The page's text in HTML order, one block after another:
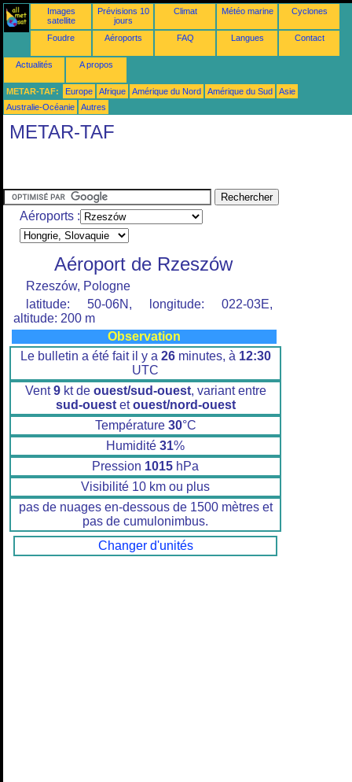
Images
satellite
Prévisions 10
jours
Climat Météo marine Cyclones
Foudre Aéroports FAQ Langues Contact
Actualités A propos
METAR-TAF: Europe Afrique Amérique du Nord Amérique du Sud
Asie
Australie-Océanie
Autres
METAR-TAF
Aéroports :
Aéroport de Rzeszów
Rzeszów, Pologne
latitude: 50-06N, longitude: 022-03E,
altitude: 200 m
Observation
Le bulletin a été fait il y a 26minutes, à 12:30
UTC
Vent9kt de ouest/sud-ouest, variant entre
sud-ouestetouest/nord-ouest
Température 30°C
Humidité 31%
Pression 1015 hPa
Visibilité 10 km ou plus
pas de nuages en-dessous de 1500 mètres et
pas de cumulonimbus.
Changer d'unités